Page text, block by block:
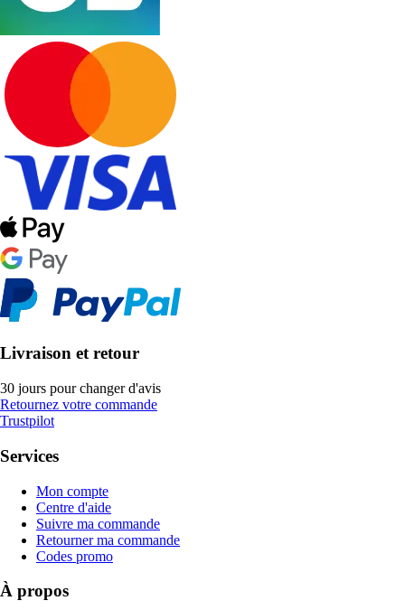
Livraison et retour
30 jours pour changer d'avis
Retournez votre commande
Trustpilot
Services
Mon compte
Centre d'aide
Suivre ma commande
Retourner ma commande
Codes promo
À propos